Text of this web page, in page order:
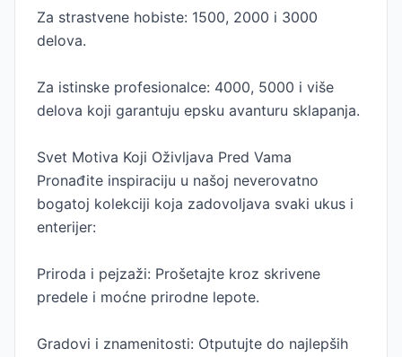
Za strastvene hobiste: 1500, 2000 i 3000
delova.
Za istinske profesionalce: 4000, 5000 i više
delova koji garantuju epsku avanturu sklapanja.
Svet Motiva Koji Oživljava Pred Vama
Pronađite inspiraciju u našoj neverovatno
bogatoj kolekciji koja zadovoljava svaki ukus i
enterijer:
Priroda i pejzaži: Prošetajte kroz skrivene
predele i moćne prirodne lepote.
Gradovi i znamenitosti: Otputujte do najlepših